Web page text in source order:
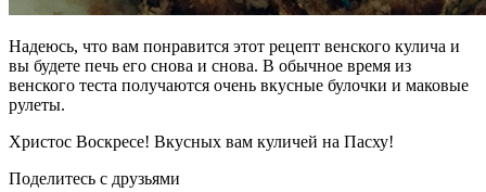
Надеюсь, что вам понравится этот рецепт венского кулича и
вы будете печь его снова и снова. В обычное время из
венского теста получаются очень вкусные булочки и маковые
рулеты.
Христос Воскресе! Вкусных вам куличей на Пасху!
Поделитесь с друзьями